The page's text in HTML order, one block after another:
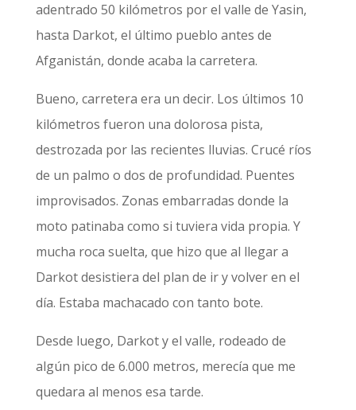
adentrado 50 kilómetros por el valle de Yasin,
hasta Darkot, el último pueblo antes de
Afganistán, donde acaba la carretera.
Bueno, carretera era un decir. Los últimos 10
kilómetros fueron una dolorosa pista,
destrozada por las recientes lluvias. Crucé ríos
de un palmo o dos de profundidad. Puentes
improvisados. Zonas embarradas donde la
moto patinaba como si tuviera vida propia. Y
mucha roca suelta, que hizo que al llegar a
Darkot desistiera del plan de ir y volver en el
día. Estaba machacado con tanto bote.
Desde luego, Darkot y el valle, rodeado de
algún pico de 6.000 metros, merecía que me
quedara al menos esa tarde.